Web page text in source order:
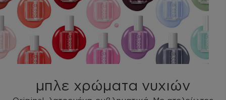
μπλε χρώματα νυχιών